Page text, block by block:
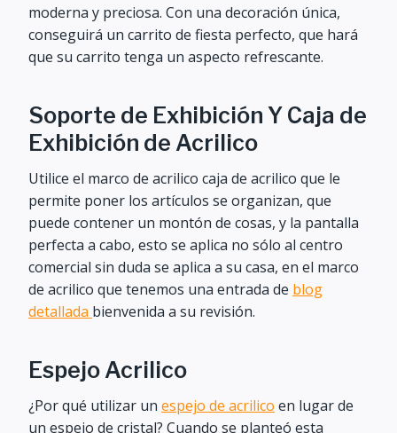
moderna y preciosa. Con una decoración única,
conseguirá un carrito de fiesta perfecto, que hará
que su carrito tenga un aspecto refrescante.
Soporte de Exhibición Y Caja de
Exhibición de Acrilico
Utilice el marco de acrilico caja de acrilico que le
permite poner los artículos se organizan, que
puede contener un montón de cosas, y la pantalla
perfecta a cabo, esto se aplica no sólo al centro
comercial sin duda se aplica a su casa, en el marco
de acrilico que tenemos una entrada de blog
detallada bienvenida a su revisión.
Espejo Acrilico
¿Por qué utilizar un espejo de acrilico en lugar de
un espejo de cristal? Cuando se planteó esta